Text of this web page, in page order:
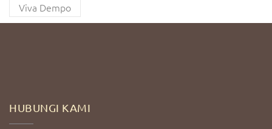
Viva Dempo
HUBUNGI KAMI